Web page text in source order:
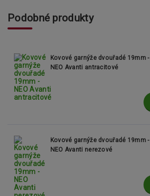
Podobné produkty
Kovové garnýže dvouřadé 19mm -
NEO Avanti antracitové
Kovové garnýže dvouřadé 19mm -
NEO Avanti nerezové